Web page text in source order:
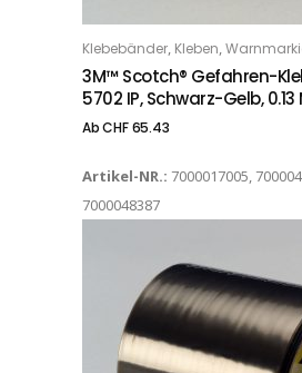
OPTIONS
Dieses Produkt weist mehrere Varianten auf. Die Optionen können auf der Produktseite gewählt werden
Klebebänder, Kleben,
3M™ Scotch® Gefahren-
5702 IP, Schwarz-Gelb, 0.13
AbCHF65.43
Artikel-NR.: 7000017005,
7000048387